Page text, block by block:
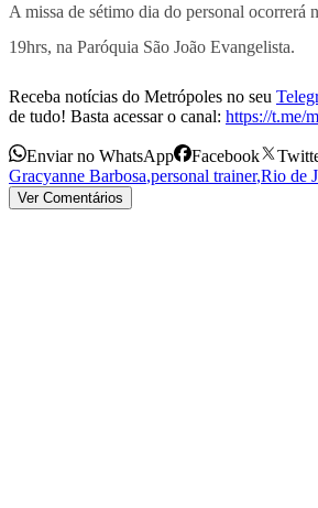
A missa de sétimo dia do personal ocorrerá
19hrs, na Paróquia São João Evangelista.
Receba notícias do Metrópoles no seu
de tudo! Basta acessar o canal: https://t.me/
Enviar no WhatsApp Facebook
Gracyanne Barbosa,personal trainer,Rio de
Ver Comentários